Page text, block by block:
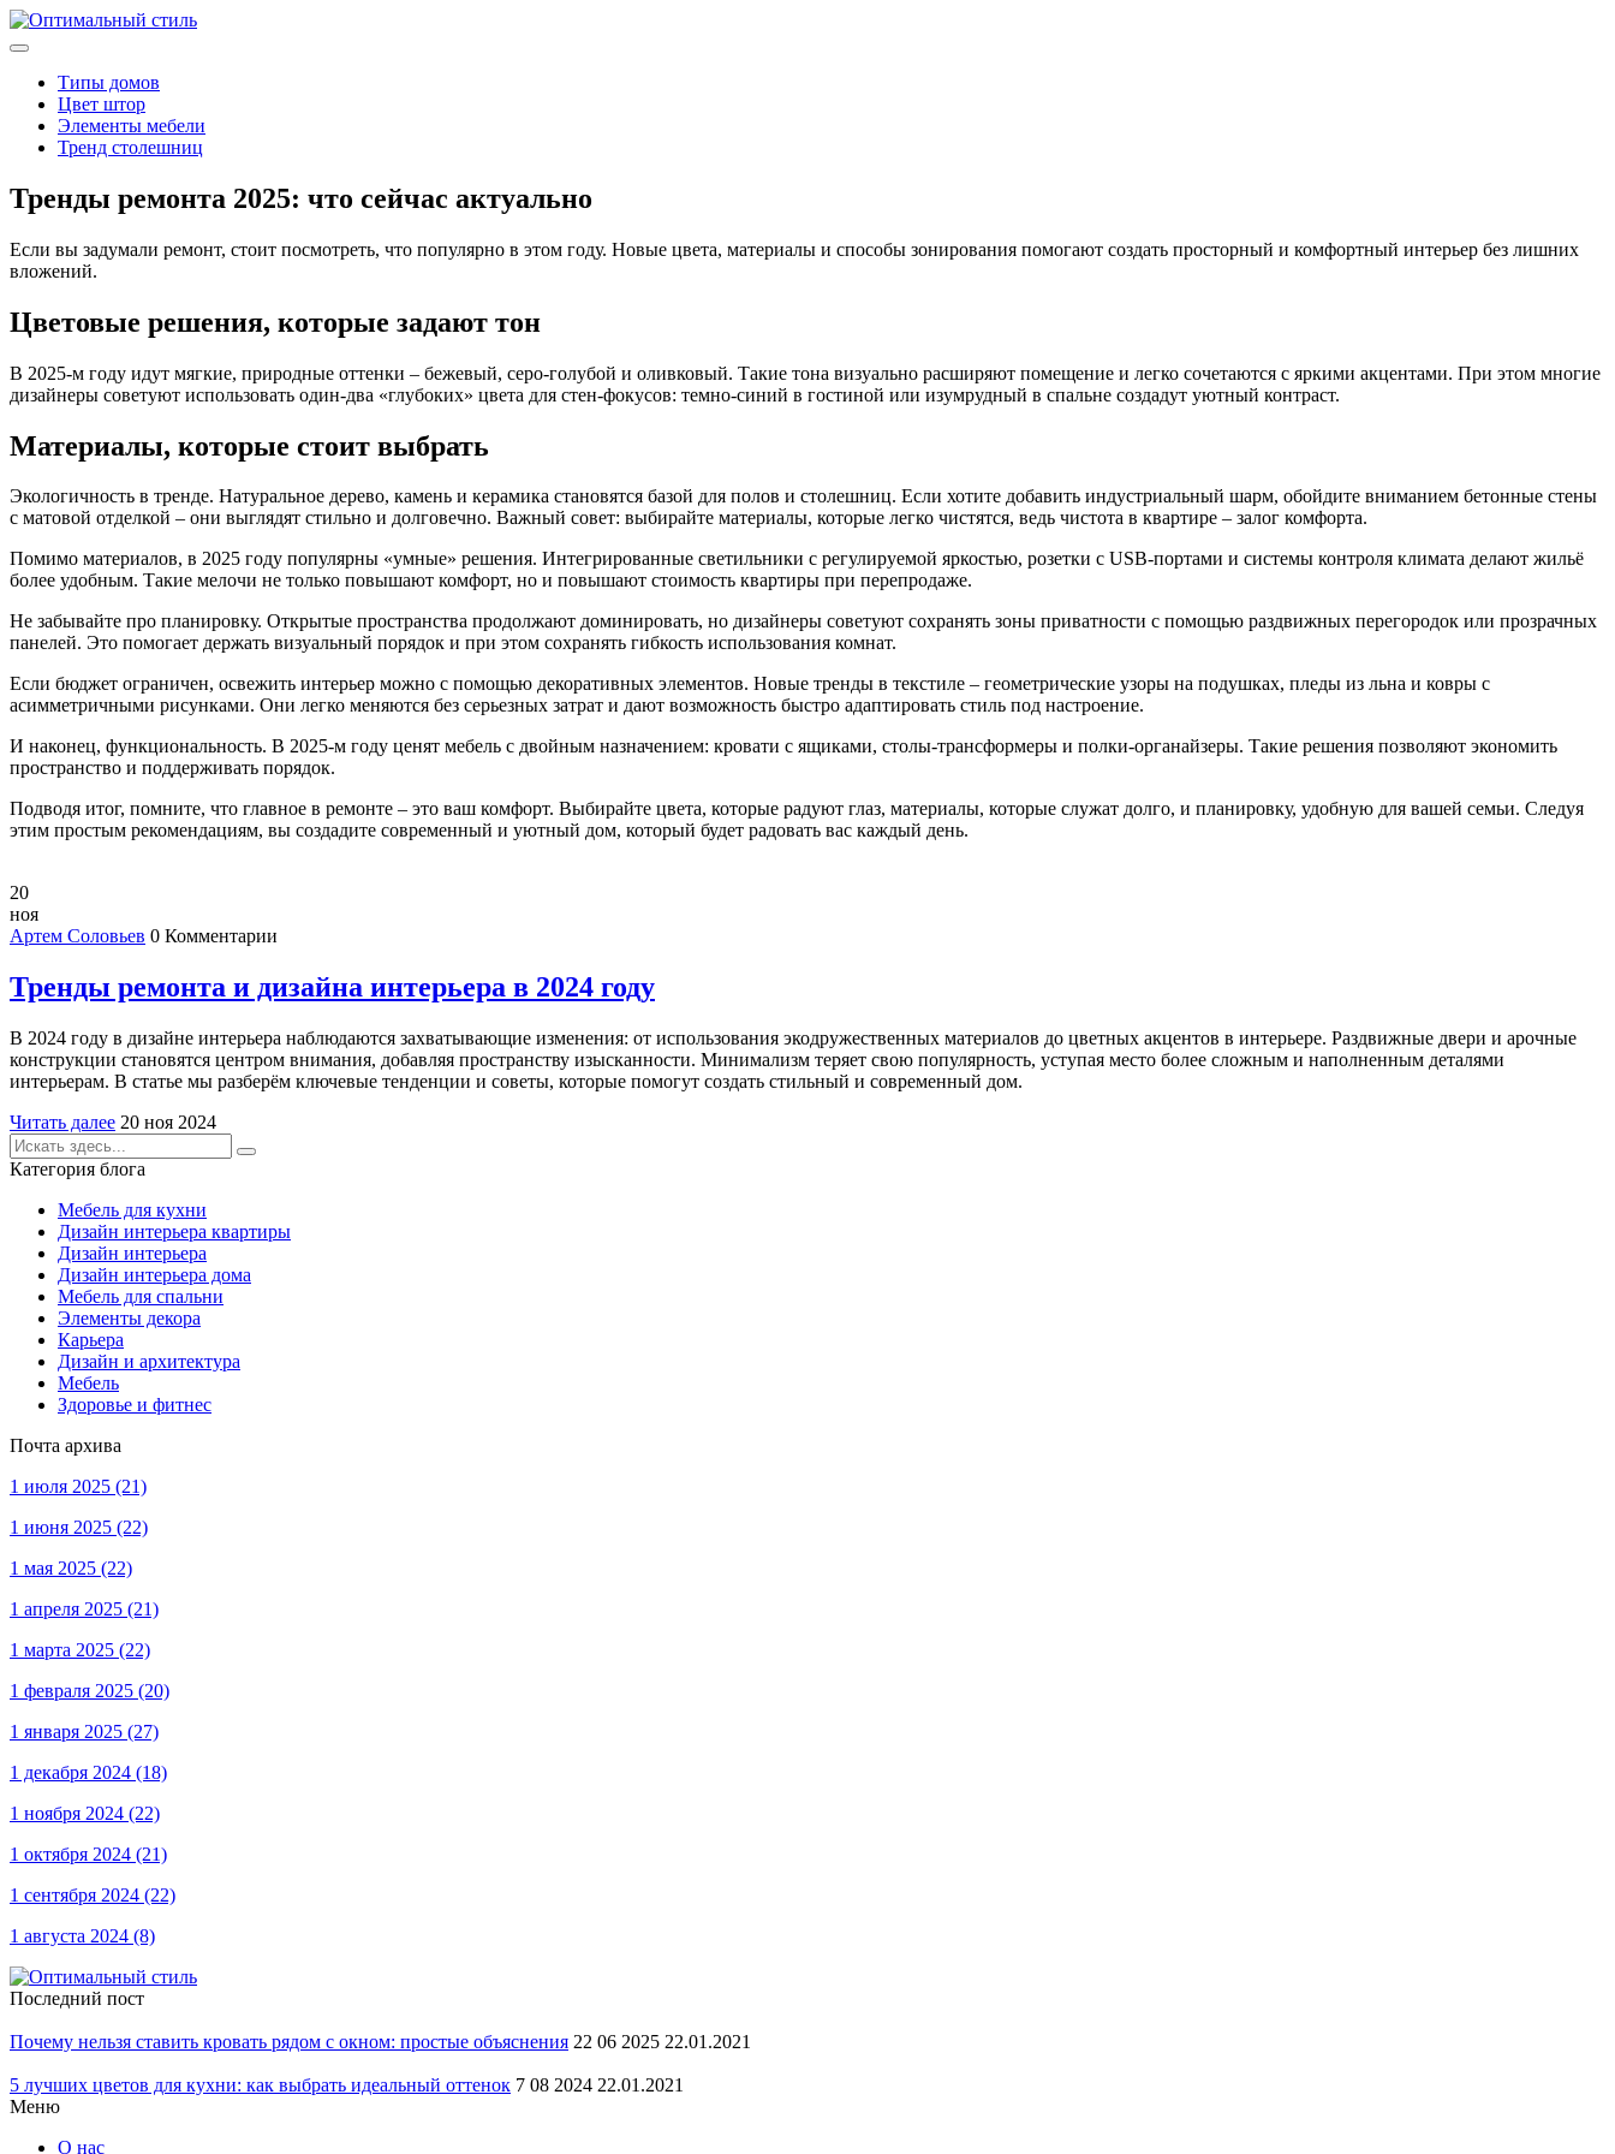
Типы домов
Цвет штор
Элементы мебели
Тренд столешниц
Тренды ремонта 2025: что сейчас актуально
Если вы задумали ремонт, стоит посмотреть, что популярно в этом году. Новые цвета, материалы и способы зонирования помогают создать просторный и комфортный интерьер без лишних
вложений.
Цветовые решения, которые задают тон
В 2025‑м году идут мягкие, природные оттенки – бежевый, серо‑голубой и оливковый. Такие тона визуально расширяют помещение и легко сочетаются с яркими акцентами. При этом многие
дизайнеры советуют использовать один‑два «глубоких» цвета для стен‑фокусов: темно‑синий в гостиной или изумрудный в спальне создадут уютный контраст.
Материалы, которые стоит выбрать
Экологичность в тренде. Натуральное дерево, камень и керамика становятся базой для полов и столешниц. Если хотите добавить индустриальный шарм, обойдите вниманием бетонные стены
с матовой отделкой – они выглядят стильно и долговечно. Важный совет: выбирайте материалы, которые легко чистятся, ведь чистота в квартире – залог комфорта.
Помимо материалов, в 2025 году популярны «умные» решения. Интегрированные светильники с регулируемой яркостью, розетки с USB‑портами и системы контроля климата делают жильё
более удобным. Такие мелочи не только повышают комфорт, но и повышают стоимость квартиры при перепродаже.
Не забывайте про планировку. Открытые пространства продолжают доминировать, но дизайнеры советуют сохранять зоны приватности с помощью раздвижных перегородок или прозрачных
панелей. Это помогает держать визуальный порядок и при этом сохранять гибкость использования комнат.
Если бюджет ограничен, освежить интерьер можно с помощью декоративных элементов. Новые тренды в текстиле – геометрические узоры на подушках, пледы из льна и ковры с
асимметричными рисунками. Они легко меняются без серьезных затрат и дают возможность быстро адаптировать стиль под настроение.
И наконец, функциональность. В 2025‑м году ценят мебель с двойным назначением: кровати с ящиками, столы‑трансформеры и полки‑органайзеры. Такие решения позволяют экономить
пространство и поддерживать порядок.
Подводя итог, помните, что главное в ремонте – это ваш комфорт. Выбирайте цвета, которые радуют глаз, материалы, которые служат долго, и планировку, удобную для вашей семьи. Следуя
этим простым рекомендациям, вы создадите современный и уютный дом, который будет радовать вас каждый день.
20
ноя
Артем Соловьев 0 Комментарии
Тренды ремонта и дизайна интерьера в 2024 году
В 2024 году в дизайне интерьера наблюдаются захватывающие изменения: от использования экодружественных материалов до цветных акцентов в интерьере. Раздвижные двери и арочные
конструкции становятся центром внимания, добавляя пространству изысканности. Минимализм теряет свою популярность, уступая место более сложным и наполненным деталями
интерьерам. В статье мы разберём ключевые тенденции и советы, которые помогут создать стильный и современный дом.
Читать далее 20 ноя 2024
Категория блога
Мебель для кухни
Дизайн интерьера квартиры
Дизайн интерьера
Дизайн интерьера дома
Мебель для спальни
Элементы декора
Карьера
Дизайн и архитектура
Мебель
Здоровье и фитнес
Почта архива
1 июля 2025 (21)
1 июня 2025 (22)
1 мая 2025 (22)
1 апреля 2025 (21)
1 марта 2025 (22)
1 февраля 2025 (20)
1 января 2025 (27)
1 декабря 2024 (18)
1 ноября 2024 (22)
1 октября 2024 (21)
1 сентября 2024 (22)
1 августа 2024 (8)
Последний пост
Почему нельзя ставить кровать рядом с окном: простые объяснения 22 06 2025 22.01.2021
5 лучших цветов для кухни: как выбрать идеальный оттенок 7 08 2024 22.01.2021
Меню
О нас